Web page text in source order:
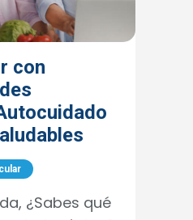
con
¿Sabes qué